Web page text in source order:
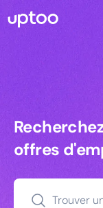
offres
Trouver